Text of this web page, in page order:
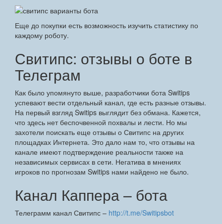
Еще до покупки есть возможность изучить статистику по
каждому роботу.
Свитипс: отзывы о боте в
Телеграм
Как было упомянуто выше, разработчики бота Switips
успевают вести отдельный канал, где есть разные отзывы.
На первый взгляд Switips выглядит без обмана. Кажется,
что здесь нет беспочвенной похвалы и лести. Но мы
захотели поискать еще отзывы о Свитипс на других
площадках Интернета. Это дало нам то, что отзывы на
канале имеют подтверждение реальности также на
независимых сервисах в сети. Негатива в мнениях
игроков по прогнозам Switips нами найдено не было.
Канал Каппера – бота
Телеграмм канал Свитипс – http://t.me/Switipsbot